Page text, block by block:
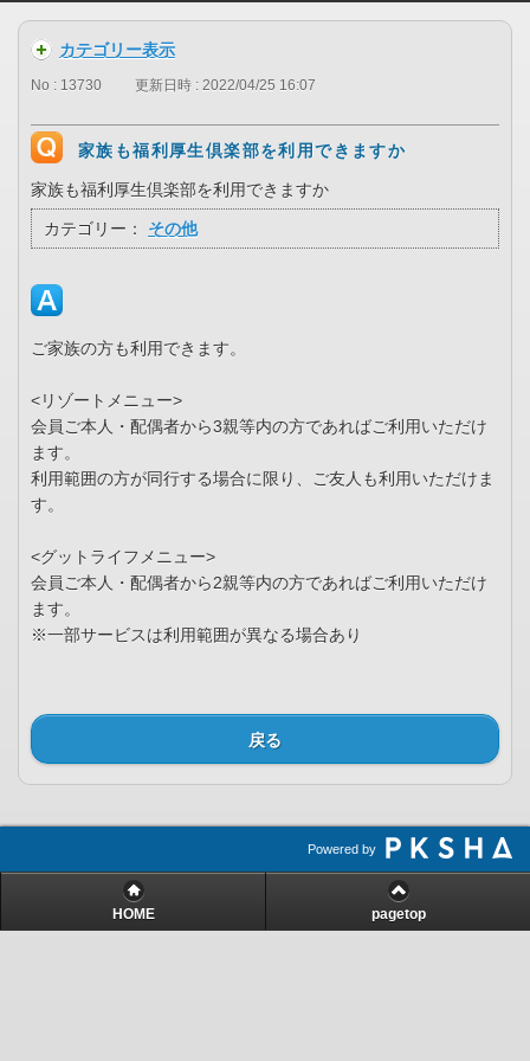
カテゴリー表示
No : 13730 更新日時 : 2022/04/25 16:07
家族も福利厚生倶楽部を利用できますか
家族も福利厚生倶楽部を利用できますか
カテゴリー： その他
ご家族の方も利用できます。
<リゾートメニュー>
会員ご本人・配偶者から3親等内の方であればご利用いただけ
ます。
利用範囲の方が同行する場合に限り、ご友人も利用いただけま
す。
<グットライフメニュー>
会員ご本人・配偶者から2親等内の方であればご利用いただけ
ます。
※一部サービスは利用範囲が異なる場合あり
戻る
Powered by
HOME pagetop